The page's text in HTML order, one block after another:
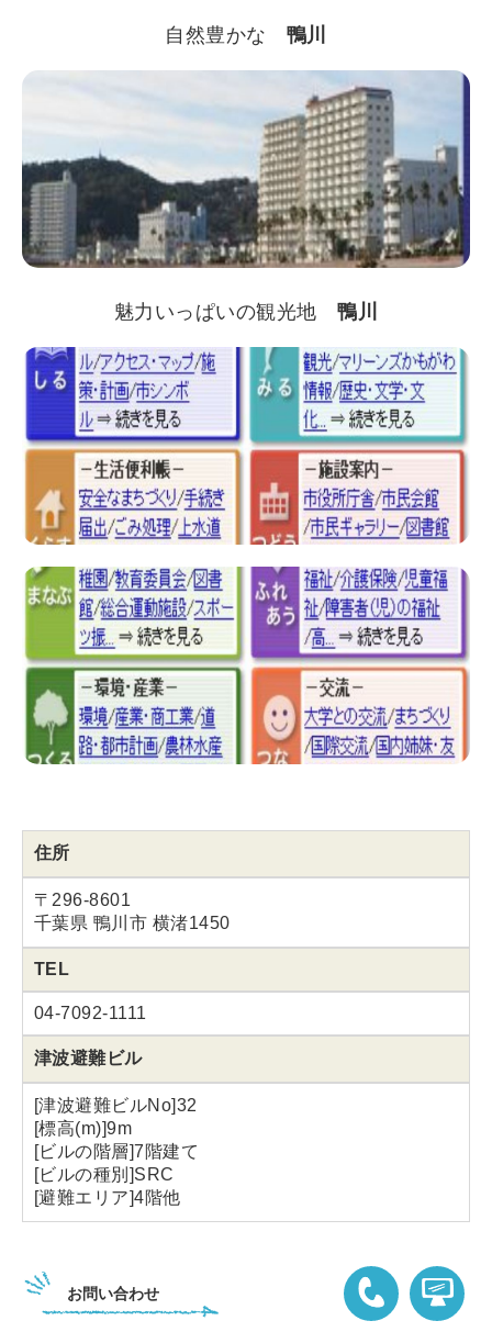
自然豊かな 鴨川
魅力いっぱいの観光地 鴨川
住所
〒296-8601
千葉県 鴨川市 横渚1450
TEL
04-7092-1111
津波避難ビル
[津波避難ビルNo]32
[標高(m)]9m
[ビルの階層]7階建て
[ビルの種別]SRC
[避難エリア]4階他
お問い合わせ